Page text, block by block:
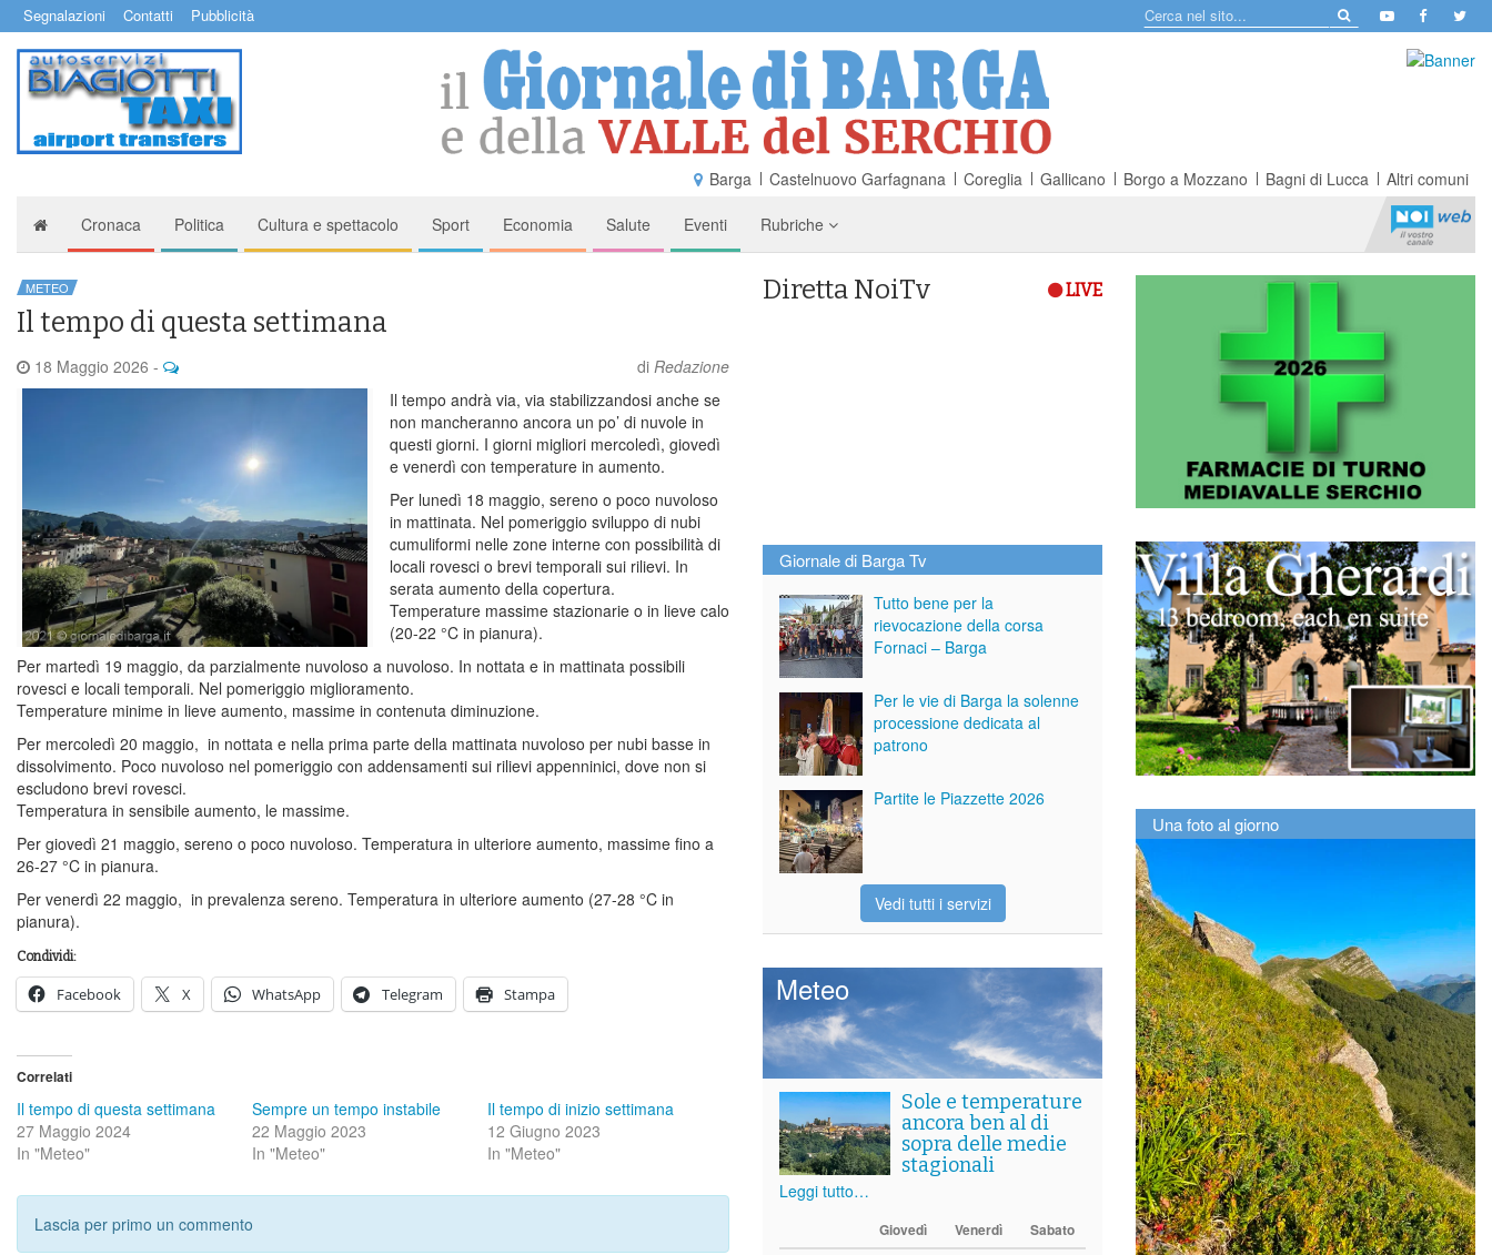
Segnalazioni Contatti Pubblicità
Barga Castelnuovo Garfagnana Coreglia Gallicano Borgo a Mozzano Bagni di Lucca Altri comuni
Cronaca Politica Cultura e spettacolo Sport Economia Salute Eventi Rubriche
METEO
Il tempo di questa settimana
18 Maggio 2026 - di Redazione
Il tempo andrà via, via stabilizzandosi anche se
non mancheranno ancora un po’ di nuvole in
questi giorni. I giorni migliori mercoledì, giovedì
e venerdì con temperature in aumento.
Per lunedì 18 maggio, sereno o poco nuvoloso
in mattinata. Nel pomeriggio sviluppo di nubi
cumuliformi nelle zone interne con possibilità di
locali rovesci o brevi temporali sui rilievi. In
serata aumento della copertura.
Temperature massime stazionarie o in lieve calo
(20-22 °C in pianura).
Per martedì 19 maggio, da parzialmente nuvoloso a nuvoloso. In nottata e in mattinata possibili
rovesci e locali temporali. Nel pomeriggio miglioramento.
Temperature minime in lieve aumento, massime in contenuta diminuzione.
Per mercoledì 20 maggio, in nottata e nella prima parte della mattinata nuvoloso per nubi basse in
dissolvimento. Poco nuvoloso nel pomeriggio con addensamenti sui rilievi appenninici, dove non si
escludono brevi rovesci.
Temperatura in sensibile aumento, le massime.
Per giovedì 21 maggio, sereno o poco nuvoloso. Temperatura in ulteriore aumento, massime fino a
26-27 °C in pianura.
Per venerdì 22 maggio, in prevalenza sereno. Temperatura in ulteriore aumento (27-28 °C in
pianura).
Condividi:
Facebook X WhatsApp Telegram Stampa
Correlati
Il tempo di questa settimana
27 Maggio 2024
In "Meteo"
Sempre un tempo instabile
22 Maggio 2023
In "Meteo"
Il tempo di inizio settimana
12 Giugno 2023
In "Meteo"
Lascia per primo un commento
Diretta NoiTv LIVE
Giornale di Barga Tv
Tutto bene per la
rievocazione della corsa
Fornaci – Barga
Per le vie di Barga la solenne
processione dedicata al
patrono
Partite le Piazzette 2026
Vedi tutti i servizi
Meteo
Sole e temperature
ancora ben al di
sopra delle medie
stagionali
Leggi tutto…
Giovedì Venerdì Sabato
Una foto al giorno